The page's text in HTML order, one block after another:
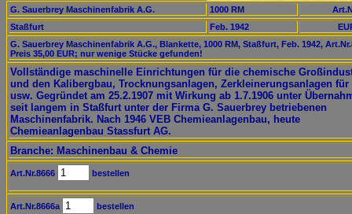
G. Sauerbrey Maschinenfabrik A.G. 1000 RM
Staßfurt
Feb. 1942
G. Sauerbrey Maschinenfabrik A.G., Blankette, 1000 RM, Staßfurt, Feb. 1942,
Preis 35,00 EUR; nur wenige Stücke gefunden!
Vollständige maschinelle Einrichtungen für die chemische
und den Kalibergbau, Trocknungsanlagen, Zerkleinerungsanlagen für
usw. Gegründet am 25.2.1907 mit Wirkung ab 1.7.1906 unter
seit langem in Staßfurt unter der Firma G. Sauerbrey betriebenen
Maschinenfabrik. Nach 1946 VEB Chemieanlagenbau, heute
Chemieanlagenbau Stassfurt AG.
Branche: Maschinenbau & Chemie
Art.Nr.8666 bestellen
Art.Nr.8666a bestellen